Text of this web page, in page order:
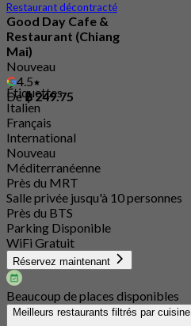
Restaurant décontracté
Good Day Cafe &
Restaurant (Chiang
Mai)
Nouveau
4.5
De฿ 249.75
Étiquettes
Italien
Français
International
Nouveau
Méditerranéenne
Près du MRT
Salle privée jusqu'à 10 personnes
Près du BTS
Parking Disponible
WiFi Gratuit
Réservez maintenant
Beaucoup de places disponibles
Meilleurs restaurants filtrés par cuisine